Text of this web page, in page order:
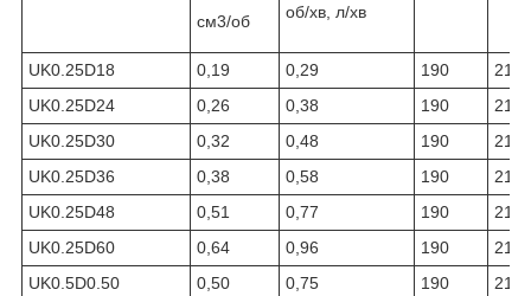
см3/об
об/хв, л/хв
UK0.25D18 0,19 0,29 190
210
UK0.25D24
0,26 0,38 190
210
UK0.25D30
0,32 0,48 190
210
UK0.25D36
0,38 0,58 190
210
UK0.25D48
0,51 0,77 190
210
UK0.25D60
0,64 0,96 190
210
UK0.5D0.50
0,50 0,75 190
210